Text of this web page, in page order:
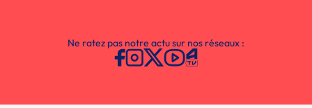
Ne ratez pas notre actu sur nos réseaux :